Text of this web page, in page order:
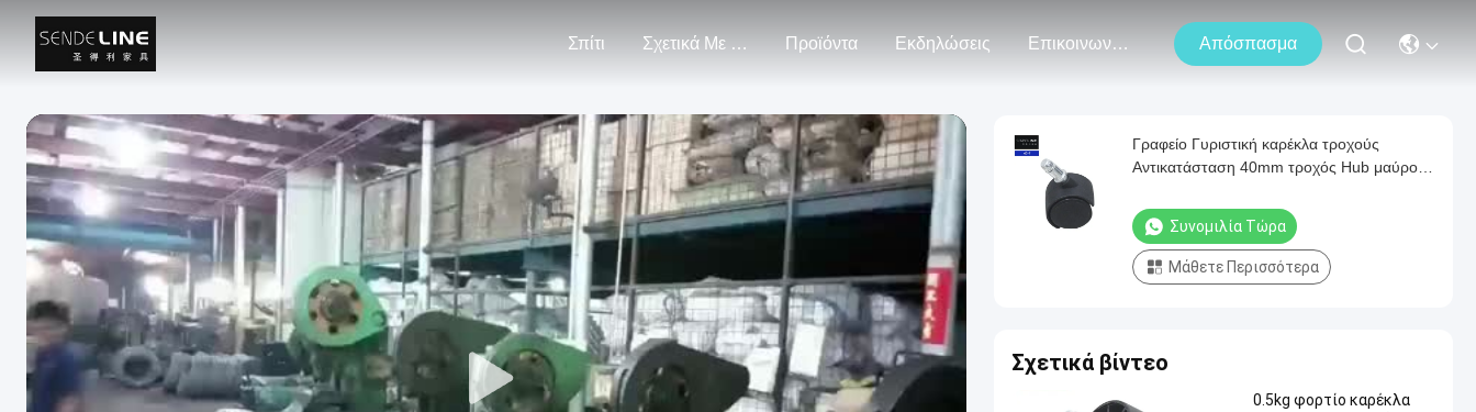
Σπίτι Σχετικά Με Εμάς Προϊόντα Εκδηλώσεις Επικοινωνήστε Μαζί Μας Απόσπασμα
Γραφείο Γυριστική καρέκλα τροχούς
Αντικατάσταση 40mm τροχός Hub μαύρο
Συνομιλία Τώρα
Μάθετε Περισσότερα
Σχετικά βίντεο
0.5kg φορτίο καρέκλα